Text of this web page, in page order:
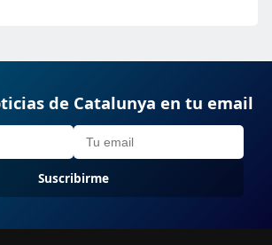
de Catalunya en tu email
Suscribirme